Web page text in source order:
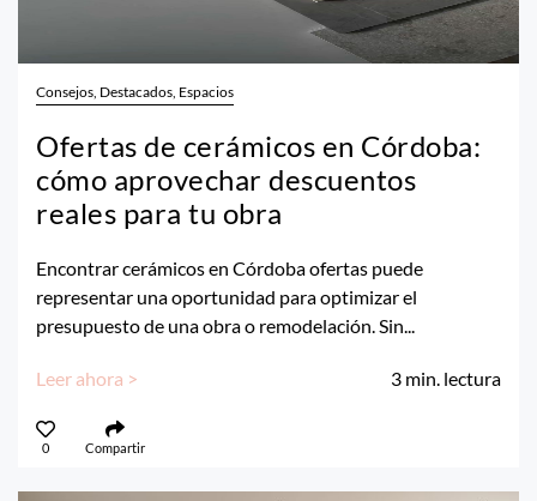
Consejos, Destacados, Espacios
Ofertas de cerámicos en Córdoba:
cómo aprovechar descuentos
reales para tu obra
Encontrar cerámicos en Córdoba ofertas puede
representar una oportunidad para optimizar el
presupuesto de una obra o remodelación. Sin...
Leer ahora > 3 min. lectura
0 Compartir